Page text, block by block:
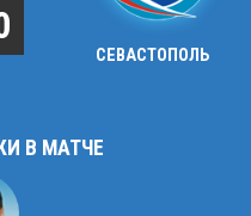
СЕВАСТОПОЛЬ
В МАТЧЕ